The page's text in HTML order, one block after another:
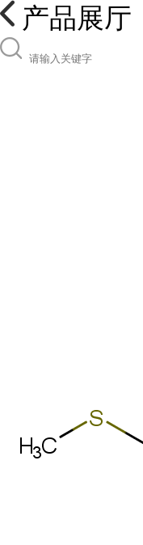
产品展厅